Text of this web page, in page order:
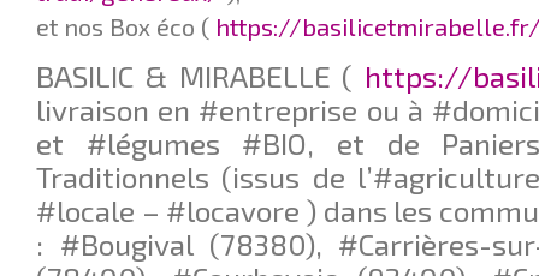
et nos Box éco ( https://
BASILIC & MIRABELLE ( https://
livraison en #entreprise ou à
et #légumes #BIO, et de
Traditionnels (issus de
#locale – #locavore ) dans les
: #Bougival (78380), #Carrières-